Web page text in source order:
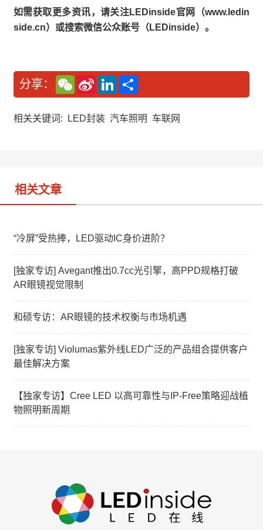
如需获取更多资讯，请关注LEDinside官网（www.ledin
side.cn）或搜索微信公众账号（LEDinside）。
分享：
W
e
C
a
S
n
W
L
n
e
相关关键词: LED封装 汽车照明 车联网
相关文章
“冷屏”受热捧，LED驱动IC身价进阶？
[独家专访] Avegant推出0.7cc光引擎，高PPD规格打破
AR眼镜视觉限制
和硕专访：AR眼镜的技术权衡与市场机遇
[独家专访] Violumas紫外线LED广泛的产品组合提供客户
最佳解决方案
【独家专访】Cree LED 以高可靠性与IP-Free策略迎战植
物照明新周期